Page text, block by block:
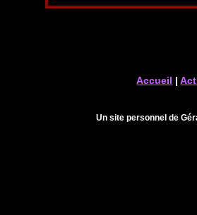
Accueil |
Un site personnel de